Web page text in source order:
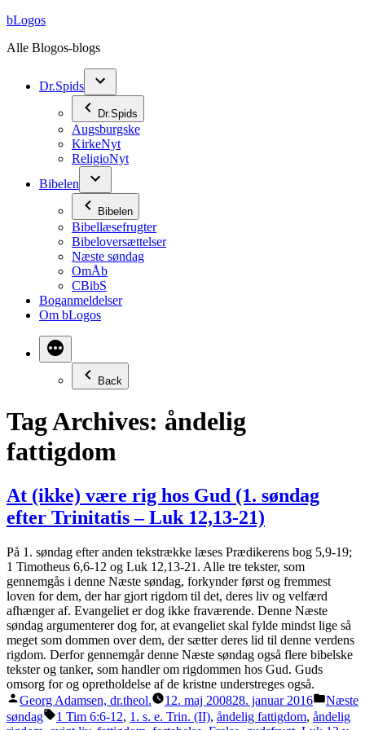
Videre
indhold
bLogos
Alle Blogos-blogs
Dr.Spids
Dr.Spids
Augsburgske
KirkeNyt
ReligioNyt
Bibelen
Bibelen
Bibellæsefrugter
Bibeloversættelser
Næste søndag
OmÅb
CBibS
Boganmeldelser
Om bLogos
Back
Tag Archives: åndelig
fattigdom
At (ikke) være rig hos Gud (1. søndag
efter Trinitatis – Luk 12,13-21)
På 1. søndag efter anden tekstrække læses Prædikerens bog 5,9-19;
1 Timotheus 6,6-12 og Luk 12,13-21. Alle tre tekster, som
gennemgås i denne Næste søndag, forkynder først og fremmest
loven for dem, der har gjort rigdom til det, deres liv og velfærd
afhænger af. Evangeliet er dog ikke fraværende. Denne Næste
søndag argumenterer dog for, at evangeliet skal fylde mindst lige så
meget som dommen over dem, der sætter deres lid til denne verdens
rigdom. Derfor gennemgår denne Næste søndag også flere bibelske
tekster og tanker, som handler om rigdommen hos Gud. Guds
omsorg for og opretholdelse af de kristne understreges også.
Posted
by
Georg Adamsen, dr.theol. 12. maj 200828. januar 2016
Posted
in
Næste
søndag
Tags:
1 Tim 6:6-12, 1. s. e. Trin. (II), åndelig fattigdom, åndelig